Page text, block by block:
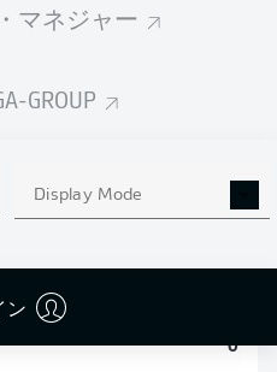
マネジャー
GROUP
Display Mode
ン
2026/2027
0